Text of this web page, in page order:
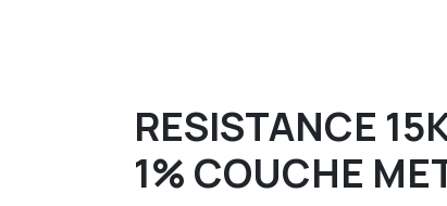
RESISTANCE
1% COUCHE